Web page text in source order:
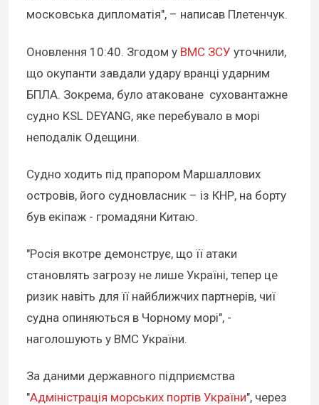
московська дипломатія", – написав Плетенчук.
Оновлення 10:40. Згодом у ВМС ЗСУ уточнили,
що окупанти завдали удару вранці ударним
БПЛА. Зокрема, було атаковане суховантажне
судно KSL DEYANG, яке перебувало в морі
неподалік Одещини.
Судно ходить під прапором Маршаллових
островів, його судновласник – із КНР, на борту
був екіпаж - громадяни Китаю.
"Росія вкотре демонструє, що її атаки
становлять загрозу не лише Україні, тепер це
ризик навіть для її найближчих партнерів, чиї
судна опиняються в Чорному морі", -
наголошують у ВМС України.
За даними державного підприємства
"Адміністрація морських портів України", через